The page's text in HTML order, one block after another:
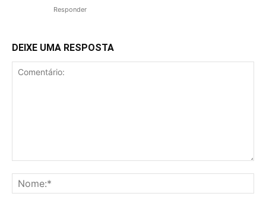
Responder
DEIXE UMA RESPOSTA